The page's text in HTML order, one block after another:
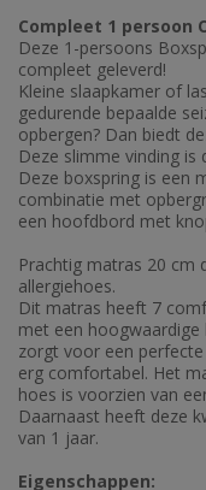
Compleet 1 persoon
Deze 1-persoons
compleet geleverd!
Kleine slaapkamer of
gedurende bepaalde
opbergen? Dan biedt
Deze slimme vinding
Deze boxspring is een
combinatie met
een hoofdbord met
Prachtig matras 20 cm
allergiehoes.
Dit matras heeft 7
met een
zorgt voor een
erg comfortabel. Het
hoes is voorzien van
Daarnaast heeft deze
van 1 jaar.
Eigenschappen: